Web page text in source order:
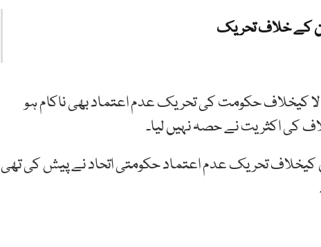
کے خلاف تحریک
کیخلاف حکومت کی تحریک عدم اعتماد بھی ناکام ہو
کی اکثریت نے حصہ نہیں لیا۔
ان کیخلاف تحریک عدم اعتماد حکومتی اتحاد نے پیش کی تھی